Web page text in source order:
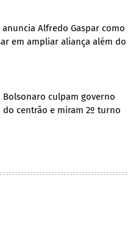
Alfredo Gaspar como
em ampliar aliança além do
Bolsonaro culpam governo
centrão e miram 2º turno